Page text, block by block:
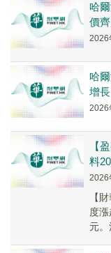
哈
價
2026
哈
增
2026
【
料
2026
【
度
元